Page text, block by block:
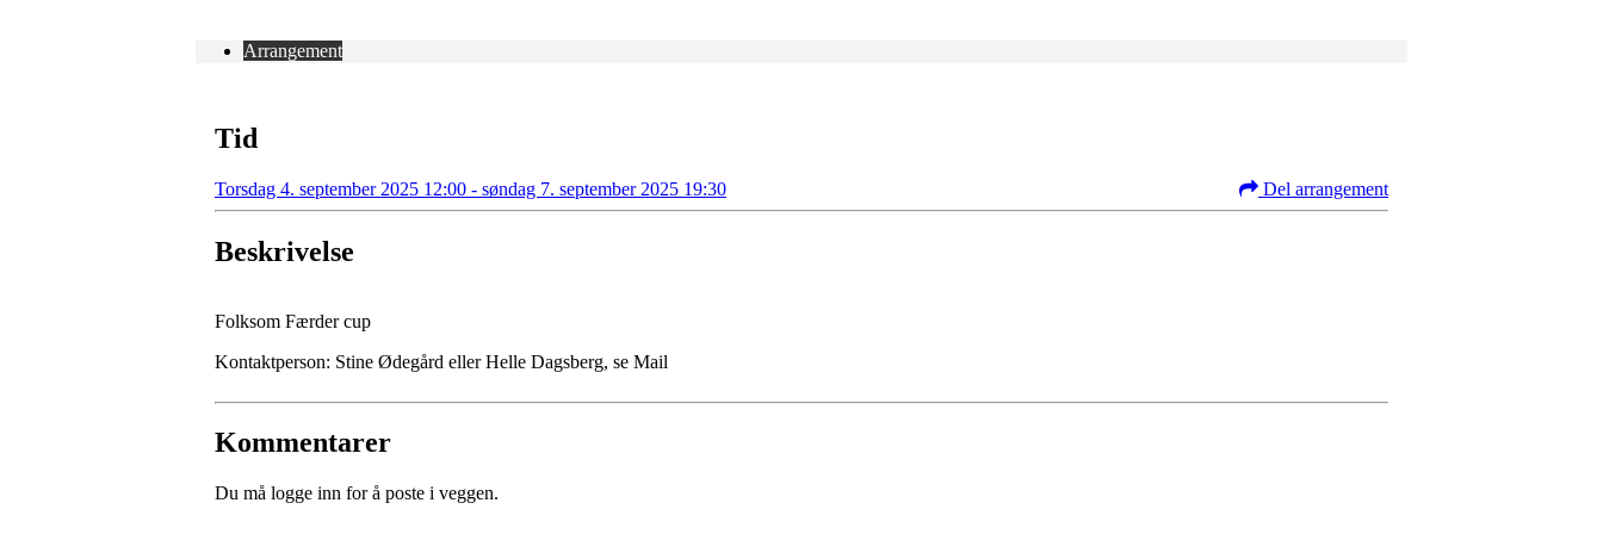
Arrangement
Tid
Torsdag 4. september 2025 12:00 - søndag 7. september 2025 19:30 Del arrangement
Beskrivelse
Folksom Færder cup
Kontaktperson: Stine Ødegård eller Helle Dagsberg, se Mail
Kommentarer
Du må logge inn for å poste i veggen.